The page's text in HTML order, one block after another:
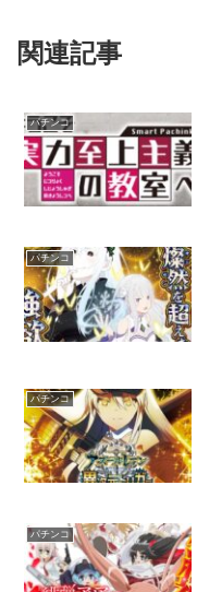
関連記事
パチンコ
パチンコ
パチンコ
パチンコ